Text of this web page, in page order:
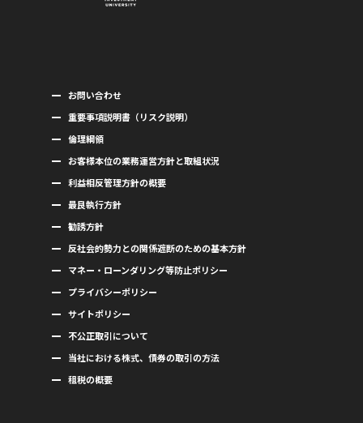
お問い合わせ
重要事項説明書（リスク説明）
倫理綱領
お客様本位の業務運営方針と取組状況
利益相反管理方針の概要
最良執行方針
勧誘方針
反社会的勢力との関係遮断のための基本方針
マネー・ローンダリング等防止ポリシー
プライバシーポリシー
サイトポリシー
不公正取引について
当社における株式、債券の取引の方法
租税の概要